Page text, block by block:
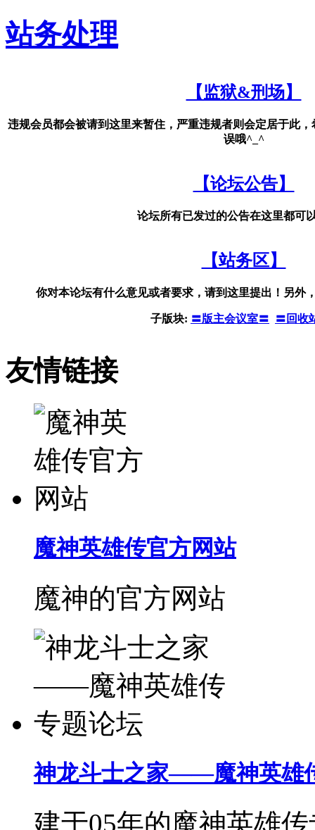
站务处理
【监狱&刑场】
违规会员都会被请到这里来暂住，严重违规者则会定居于此
误哦^_^
【论坛公告】
论坛所有已发过的公告在这里都可
【站务区】
你对本论坛有什么意见或者要求，请到这里提出！另外
子版块: 〓版主会议室〓 〓回收
友情链接
魔神英雄传官方网站
魔神的官方网站
神龙斗士之家——魔神英雄
建于05年的魔神英雄